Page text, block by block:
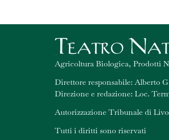
Agricoltura Biologica, Prodotti
Direttore responsabile: Alberto
Direzione e redazione: Loc.
Autorizzazione Tribunale di
Tutti i diritti sono riservati